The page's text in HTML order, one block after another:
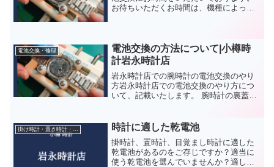
お待ちいただくお時間は、機種によって
お客様、他のご予定を...
電池交換・修理
電池交換の方法について|小樽時
計岩永時計店
岩永時計店での腕時計の電池交換のやり
方岩永時計店での電池交換のやり方につ
いて、記載いたします。 腕時計の裏蓋の
用）を取り外してグリスアップします。
電池を外して、電圧を...
掛け時計・置き時計・目覚まし時計 時計に適した乾電池
掛時計、置時計、目覚まし時計に適した
乾電池があるのをご存じですか？適当に
使う乾電池を選んでいませんか？適して